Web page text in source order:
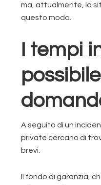
ma, attualmente, la
questo modo.
I tempi
A seguito di un
private cercano di
brevi.
Il fondo di garanzia,